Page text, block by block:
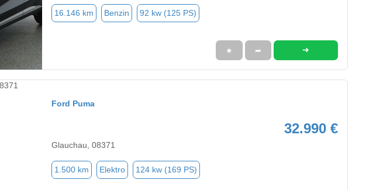
16.146 km Benzin 92 kw (125 PS)
★ ➦ ➜
Ford Puma
32.990 €
Glauchau, 08371
1.500 km Elektro 124 kw (169 PS)